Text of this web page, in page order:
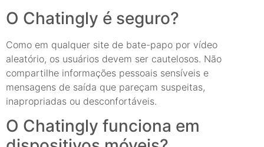
O Chatingly é seguro?
Como em qualquer site de bate-papo por vídeo
aleatório, os usuários devem ser cautelosos. Não
compartilhe informações pessoais sensíveis e
mensagens de saída que pareçam suspeitas,
inapropriadas ou desconfortáveis.
O Chatingly funciona em